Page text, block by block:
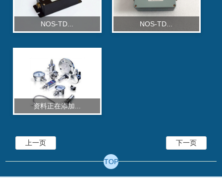
NOS-TD... NOS-TD...
资料正在添加...
上一页 下一页
TOP